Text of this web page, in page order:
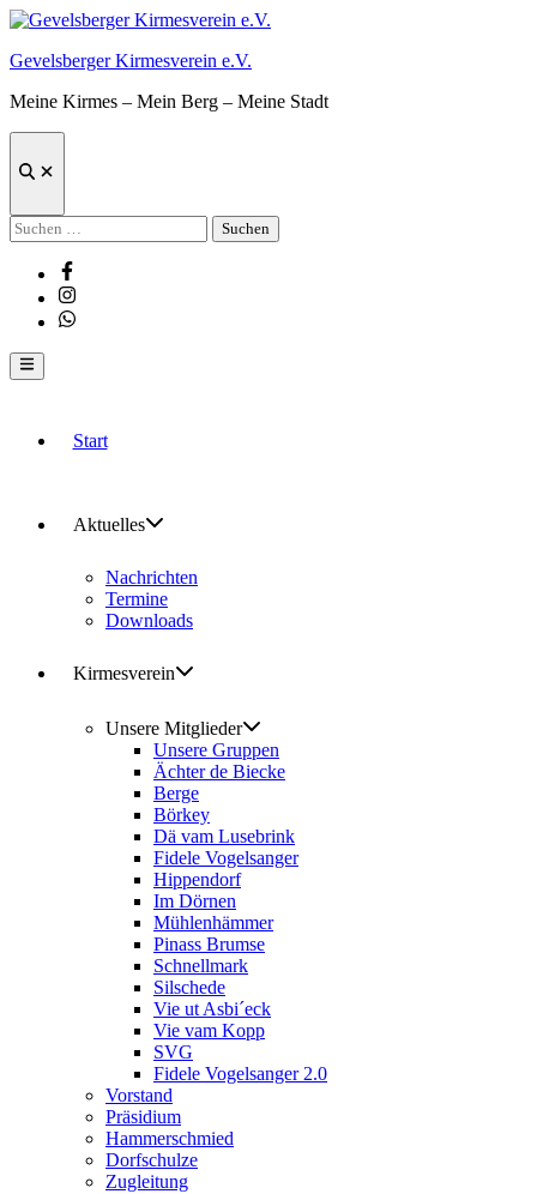
Zum
springen
Gevelsberger Kirmesverein e.V.
Meine Kirmes – Mein Berg – Meine Stadt
Suche
Suchen
nach:
Facebook
Instagram
Whatsapp
Hauptmenü
Start
Aktuelles
Nachrichten
Termine
Downloads
Kirmesverein
Unsere Mitglieder
Unsere Gruppen
Ächter de Biecke
Berge
Börkey
Dä vam Lusebrink
Fidele Vogelsanger
Hippendorf
Im Dörnen
Mühlenhämmer
Pinass Brumse
Schnellmark
Silschede
Vie ut Asbi´eck
Vie vam Kopp
SVG
Fidele Vogelsanger 2.0
Vorstand
Präsidium
Hammerschmied
Dorfschulze
Zugleitung